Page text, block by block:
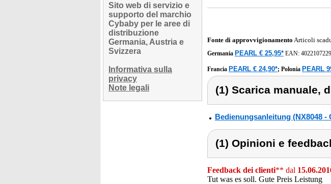
Sito web di servizio e
supporto del marchio
Cybaby per le aree di
distribuzione
Germania, Austria e
Svizzera
Informativa sulla
privacy
Note legali
Fonte di approvvigionamento Articoli
Germania PEARL € 25,95* EAN:
Francia PEARL € 24,90*; Polonia PEARL
(1) Scarica manuale,
Bedienungsanleitung (NX8048 -
(1) Opinioni e
Feedback dei clienti** dal
Tut was es soll. Gute Preis Leistung